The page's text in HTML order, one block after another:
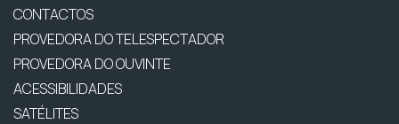
CONTACTOS
PROVEDORA DO TELESPECTADOR
PROVEDORA DO OUVINTE
ACESSIBILIDADES
SATÉLITES